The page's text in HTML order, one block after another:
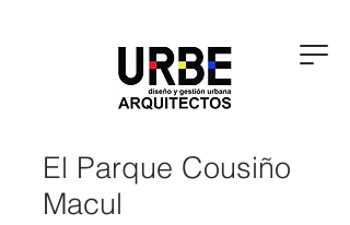
El Parque Cousiño
Macul